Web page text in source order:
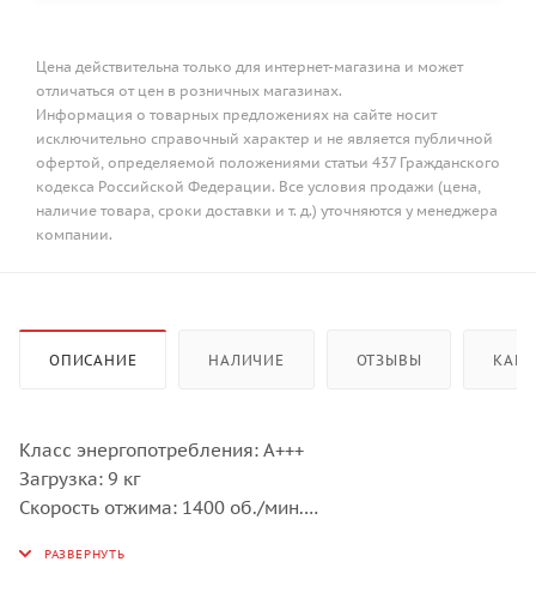
Цена действительна только для интернет-магазина и может
отличаться от цен в розничных магазинах.
Информация о товарных предложениях на сайте носит
исключительно справочный характер и не является публичной
офертой, определяемой положениями статьи 437 Гражданского
кодекса Российской Федерации. Все условия продажи (цена,
наличие товара, сроки доставки и т. д.) уточняются у менеджера
компании.
ОПИСАНИЕ НАЛИЧИЕ ОТЗЫВЫ КАК
Класс энергопотребления: A+++
Загрузка: 9 кг
Скорость отжима: 1400 об./мин.
Установка: Отдельностоящий прибор